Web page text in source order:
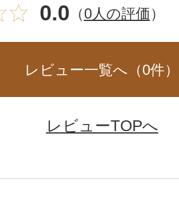
0.0 （0人の評価）
レビュー一覧へ（0件）
レビューTOPへ